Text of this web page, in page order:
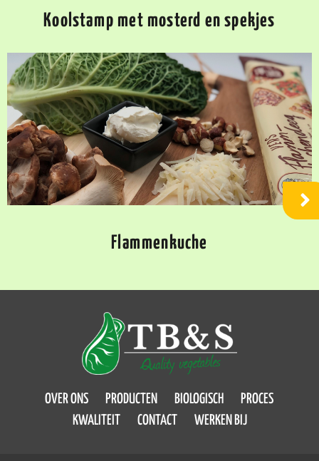
Koolstamp met mosterd en spekjes
Flammenkuche
OVER ONS PRODUCTEN BIOLOGISCH
PROCES
KWALITEIT
CONTACT WERKEN BIJ